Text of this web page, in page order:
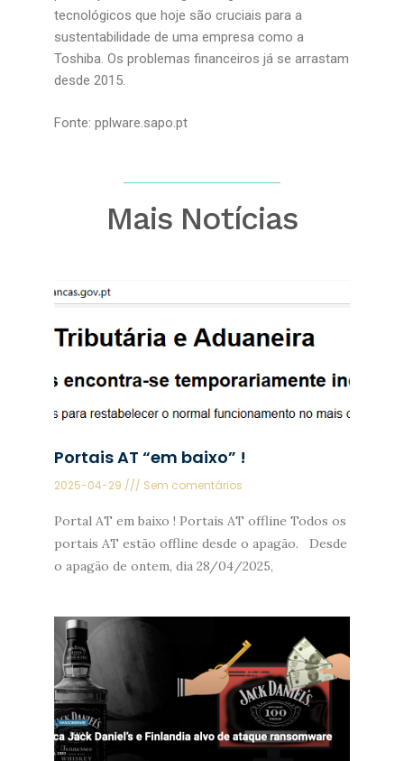
tecnológicos que hoje são cruciais para a
sustentabilidade de uma empresa como a
Toshiba. Os problemas financeiros já se arrastam
desde 2015.
Fonte: pplware.sapo.pt
Mais Notícias
Portais AT “em baixo” !
2025-04-29 Sem comentários
Portal AT em baixo ! Portais AT offline Todos os
portais AT estão offline desde o apagão. Desde
o apagão de ontem, dia 28/04/2025,